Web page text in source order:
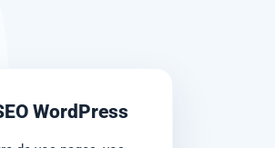
WordPress